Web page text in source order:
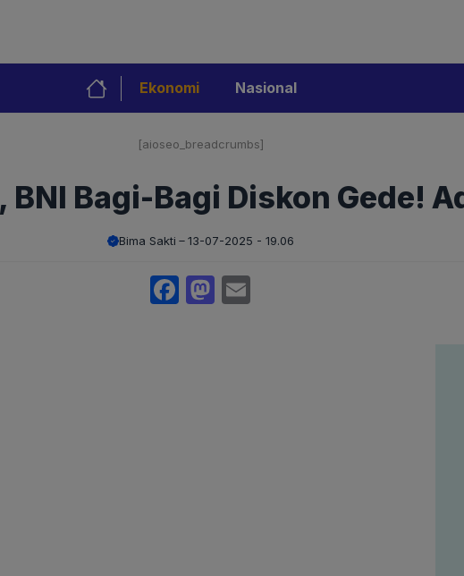
Ekonomi Nasional
[aioseo_breadcrumbs]
BNI Bagi-Bagi Diskon Gede!
Bima Sakti 13-07-2025 - 19.06
Facebook
Mastodon